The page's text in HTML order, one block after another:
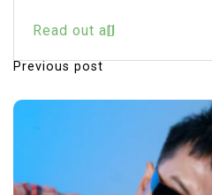
Read out all
P
o
n
Previous post